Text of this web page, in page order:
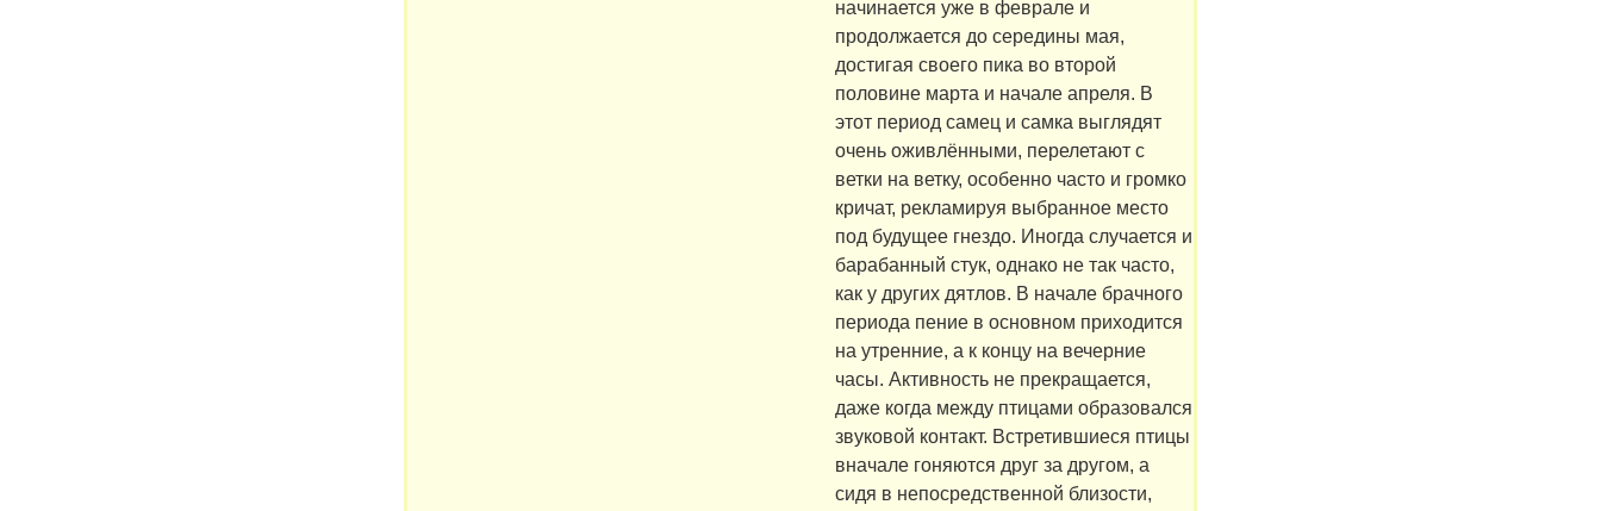
начинается уже в феврале и
продолжается до середины мая,
достигая своего пика во второй
половине марта и начале апреля. В
этот период самец и самка выглядят
очень оживлёнными, перелетают с
ветки на ветку, особенно часто и громко
кричат, рекламируя выбранное место
под будущее гнездо. Иногда случается и
барабанный стук, однако не так часто,
как у других дятлов. В начале брачного
периода пение в основном приходится
на утренние, а к концу на вечерние
часы. Активность не прекращается,
даже когда между птицами образовался
звуковой контакт. Встретившиеся птицы
вначале гоняются друг за другом, а
сидя в непосредственной близости,